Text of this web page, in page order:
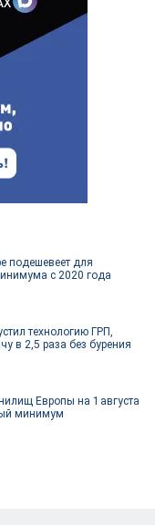
подешевеет для
с 2020 года
технологию ГРП,
в 2,5 раза без бурения
Европы на 1 августа
минимум